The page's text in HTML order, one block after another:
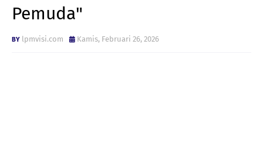
Pemuda"
lpmvisi.com Kamis, Februari 26, 2026